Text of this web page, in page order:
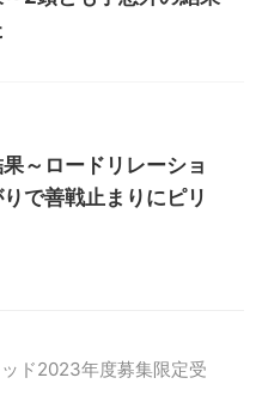
～ロードリレーショ
で善戦止まりにピリ
ド2023年度募集限定受